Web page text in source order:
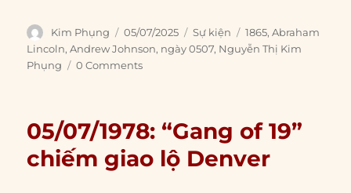
Author
Kim Phụng
Posted
on
05/07/2025 Categories
Sự kiện Tags
1865,Abraham
Lincoln,Andrew Johnson, ngày 0507, Nguyễn Thị Kim
Phụng
0 Comments
05/07/1978: “Gang of 19”
chiếm giao lộ Denver